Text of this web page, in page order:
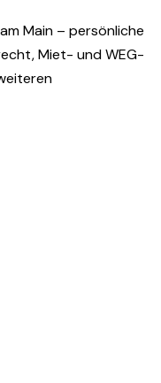
Main – persönliche
Miet- und WEG-